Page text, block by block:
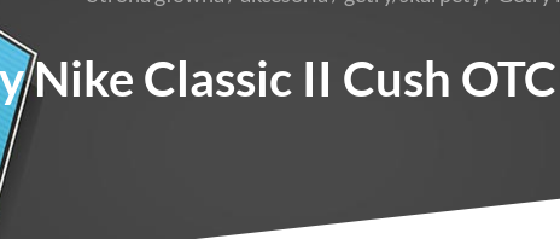
Nike Classic II Cush